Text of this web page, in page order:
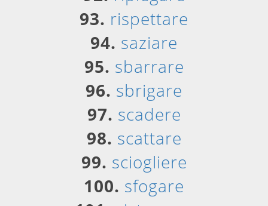
93. rispettare
94. saziare
95. sbarrare
96. sbrigare
97. scadere
98. scattare
99. sciogliere
100. sfogare